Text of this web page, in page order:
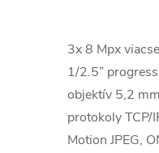
3x 8 Mpx
1/2.5”
objektív 5,2
protokoly TCP/
Motion JPEG,